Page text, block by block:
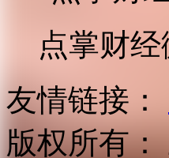
点掌财
友情链接：
版权所有：